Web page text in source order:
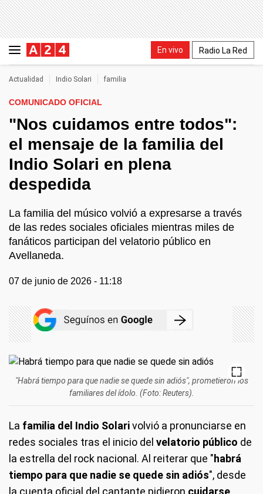
En vivo Radio La Red
Actualidad Indio Solari familia
COMUNICADO OFICIAL
"Nos cuidamos entre todos":
el mensaje de la familia del
Indio Solari en plena
despedida
La familia del músico volvió a expresarse a través
de las redes sociales oficiales mientras miles de
fanáticos participan del velatorio público en
Avellaneda.
07 de junio de 2026 - 11:18
"Habrá tiempo para que nadie se quede sin adiós", prometieron los
familiares del ídolo. (Foto: Reuters).
La familia del Indio Solarivolvió a pronunciarse en
redes sociales tras el inicio del velatorio público de
la estrella del rock nacional. Al reiterar que "habrá
tiempo para que nadie se quede sin adiós", desde
la cuenta oficial del cantante pidieron cuidarse